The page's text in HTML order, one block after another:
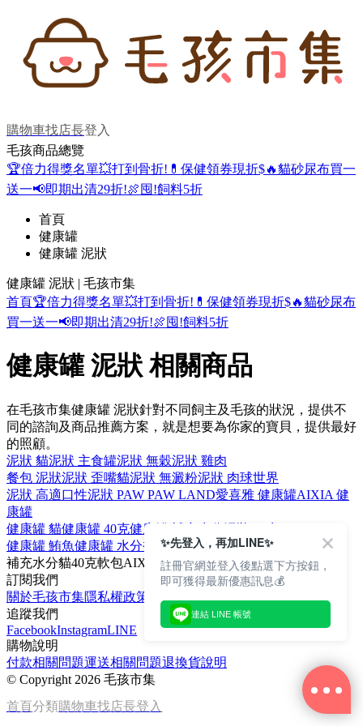
購物車找店長登入
毛孩商品總覽
🏆倍力得獎名單💥打到骨折! 💊保健領券現折$🔥貓砂尿布買一
送一📢即期出清29折!🍖囤!飼料5折
首頁
健康罐
健康罐 泥狀
健康罐 泥狀 | 毛孩市集
首頁🏆倍力得獎名單💥打到骨折! 💊保健領券現折$🔥貓砂尿布
買一送一📢即期出清29折!🍖囤!飼料5折
健康罐 泥狀 相關商品
在毛孩市集健康罐 泥狀針對不同飼主及毛孩的狀況，提供不
同的諮詢及商品推薦方案，就是想要為你家的寶貝，提供最好
的照顧。
泥狀 貓泥狀 主食罐泥狀 無穀泥狀 雞肉
餐包 泥狀泥狀 歪嘴貓泥狀 無澱粉泥狀 肉球世界
泥狀 高適口性泥狀 PAW PAW LAND愛喜雅 健康罐AIXIA 健
康罐
健康罐 貓健康罐 40克健康罐 補充水分
健康罐 鮪魚健康罐 水分補給健康罐 鰹魚健康罐 能量補給
補充水分貓40克軟包AIXIA
訂閱我們
關於毛孩市集隱私權政策
追蹤我們
FacebookInstagramLINE
購物說明
付款相關問題運送相關問題退換貨說明
© Copyright 2026 毛孩市集
首頁分類購物車找店長登入
✨先登入，再加LINE✨
註冊官網並登入後點選下方按鈕，
即可獲得最新優惠訊息💰
連結 LINE 帳號